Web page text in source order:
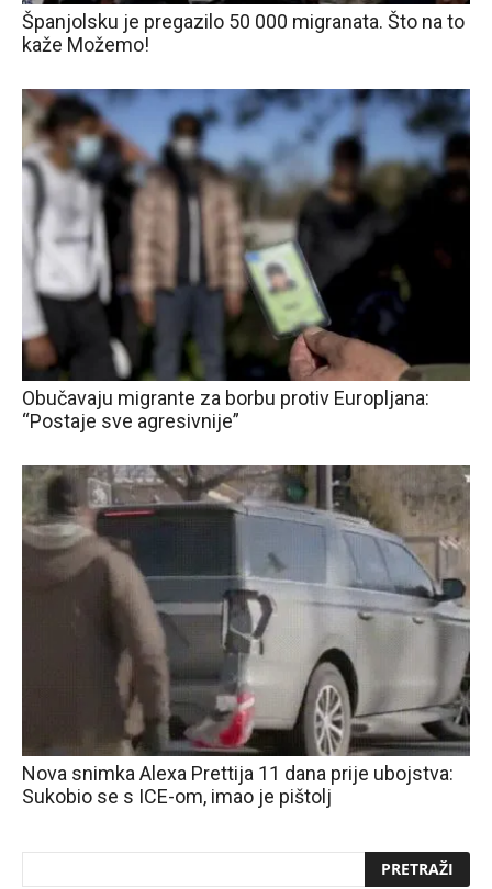
Španjolsku je pregazilo 50 000 migranata. Što na to
kaže Možemo!
Obučavaju migrante za borbu protiv Europljana:
“Postaje sve agresivnije”
Nova snimka Alexa Prettija 11 dana prije ubojstva:
Sukobio se s ICE-om, imao je pištolj